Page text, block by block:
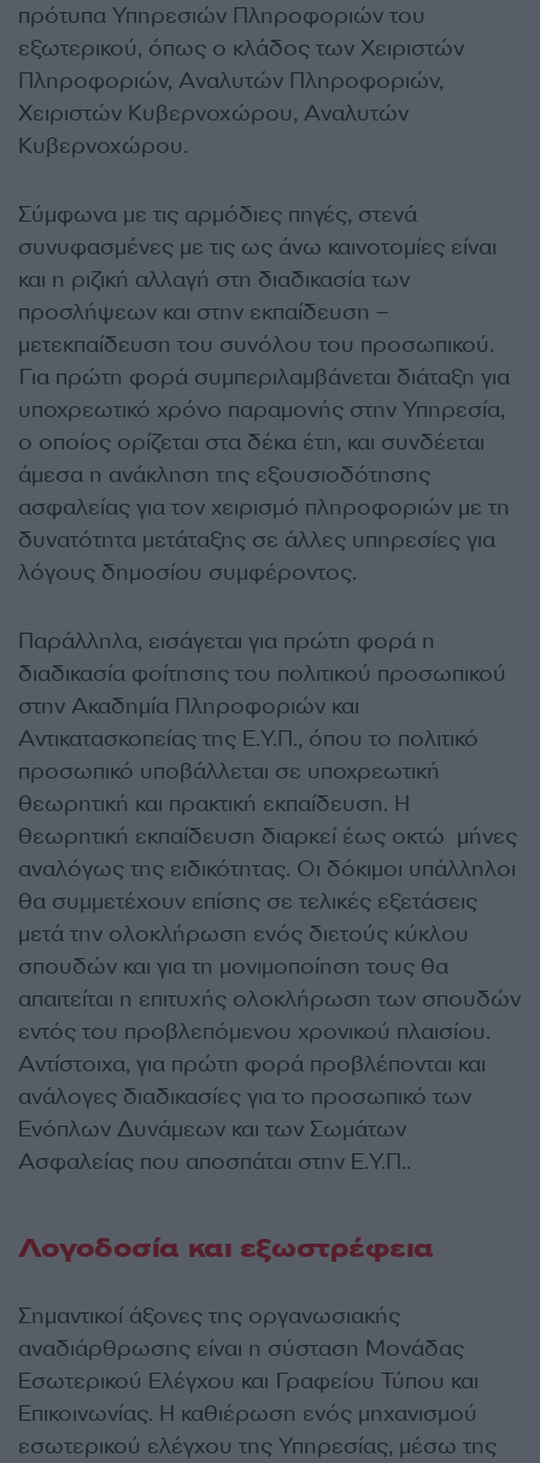
πρότυπα Υπηρεσιών Πληροφοριών του
εξωτερικού, όπως ο κλάδος των Χειριστών
Πληροφοριών, Αναλυτών Πληροφοριών,
Χειριστών Κυβερνοχώρου, Αναλυτών
Κυβερνοχώρου.
Σύμφωνα με τις αρμόδιες πηγές, στενά
συνυφασμένες με τις ως άνω καινοτομίες είναι
και η ριζική αλλαγή στη διαδικασία των
προσλήψεων και στην εκπαίδευση –
μετεκπαίδευση του συνόλου του προσωπικού.
Για πρώτη φορά συμπεριλαμβάνεται διάταξη για
υποχρεωτικό χρόνο παραμονής στην Υπηρεσία,
ο οποίος ορίζεται στα δέκα έτη, και συνδέεται
άμεσα η ανάκληση της εξουσιοδότησης
ασφαλείας για τον χειρισμό πληροφοριών με τη
δυνατότητα μετάταξης σε άλλες υπηρεσίες για
λόγους δημοσίου συμφέροντος.
Παράλληλα, εισάγεται για πρώτη φορά η
διαδικασία φοίτησης του πολιτικού προσωπικού
στην Ακαδημία Πληροφοριών και
Αντικατασκοπείας της Ε.Υ.Π., όπου το πολιτικό
προσωπικό υποβάλλεται σε υποχρεωτική
θεωρητική και πρακτική εκπαίδευση. Η
θεωρητική εκπαίδευση διαρκεί έως οκτώ μήνες
αναλόγως της ειδικότητας. Οι δόκιμοι υπάλληλοι
θα συμμετέχουν επίσης σε τελικές εξετάσεις
μετά την ολοκλήρωση ενός διετούς κύκλου
σπουδών και για τη μονιμοποίηση τους θα
απαιτείται η επιτυχής ολοκλήρωση των σπουδών
εντός του προβλεπόμενου χρονικού πλαισίου.
Αντίστοιχα, για πρώτη φορά προβλέπονται και
ανάλογες διαδικασίες για το προσωπικό των
Ενόπλων Δυνάμεων και των Σωμάτων
Ασφαλείας που αποσπάται στην Ε.Υ.Π..
Λογοδοσία και εξωστρέφεια
Σημαντικοί άξονες της οργανωσιακής
αναδιάρθρωσης είναι η σύσταση Μονάδας
Εσωτερικού Ελέγχου και Γραφείου Τύπου και
Επικοινωνίας. Η καθιέρωση ενός μηχανισμού
εσωτερικού ελέγχου της Υπηρεσίας, μέσω της